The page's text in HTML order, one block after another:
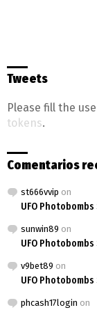
Tweets
Please fill the
tokens.
Comentarios
st666vvip on
UFO
sunwin89 on
UFO
v9bet89 on
UFO
phcash17login on